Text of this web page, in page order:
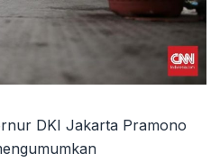
DKI Jakarta Pramono